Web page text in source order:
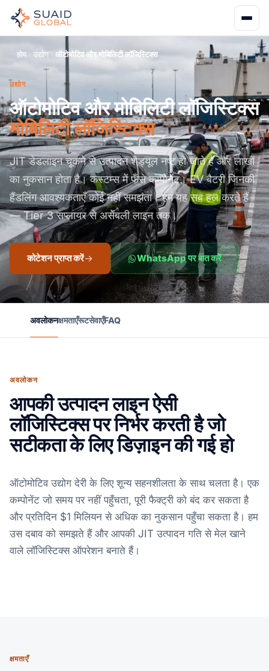
होम उद्योग ऑटोमोटिव और मोबिलिटी लॉजिस्टिक्स
उद्योग
ऑटोमोटिव और मोबिलिटी लॉजिस्टिक्स
मोबिलिटी लॉजिस्टिक्स
JIT डेडलाइन चूकने से उत्पादन शेड्यूल नष्ट हो जाते हैं और लाखों
का नुकसान होता है। कस्टम्स में फँसे कम्पोनेंट। EV बैटरी जिनकी
हैंडलिंग आवश्यकताएँ कोई नहीं समझता। हम यह सब हल करते हैं
— Tier 3 सप्लायर से असेंबली लाइन तक।
कोटेशन प्राप्त करें WhatsApp पर बात करें
अवलोकनक्षमताएँरूटसेवाएँFAQ
अवलोकन
आपकी उत्पादन लाइन ऐसी
लॉजिस्टिक्स पर निर्भर करती है जो
सटीकता के लिए डिज़ाइन की गई हो
ऑटोमोटिव उद्योग देरी के लिए शून्य सहनशीलता के साथ चलता है। एक
कम्पोनेंट जो समय पर नहीं पहुँचता, पूरी फैक्ट्री को बंद कर सकता है
और प्रतिदिन $1 मिलियन से अधिक का नुकसान पहुँचा सकता है। हम
उस दबाव को समझते हैं और आपकी JIT उत्पादन गति से मेल खाने
वाले लॉजिस्टिक्स ऑपरेशन बनाते हैं।
क्षमताएँ